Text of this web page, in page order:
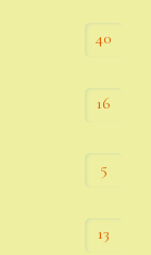
40
16
5
13